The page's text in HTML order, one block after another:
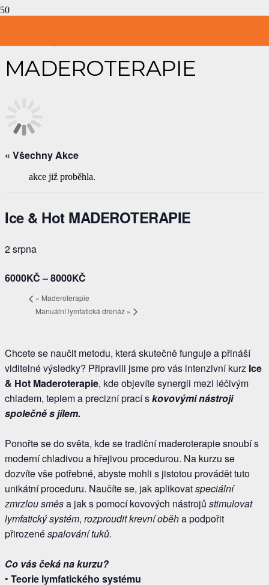
MADEROTERAPIE
« Všechny Akce
akce již proběhla.
Ice & Hot MADEROTERAPIE
2 srpna
6000KČ – 8000KČ
« Maderoterapie
Manuální lymfatická drenáž »
Chcete se naučit metodu, která skutečně funguje a přináší
viditelné výsledky? Připravili jsme pro vás intenzivní kurz Ice
& Hot Maderoterapie, kde objevíte synergii mezi léčivým
chladem, teplem a precizní prací skovovými nástroji
společně s jílem.
Ponořte se do světa, kde se tradiční maderoterapie snoubí s
moderní chladivou a hřejivou procedurou. Na kurzu se
dozvíte vše potřebné, abyste mohli s jistotou provádět tuto
unikátní proceduru. Naučíte se, jak aplikovatspeciální
zmrzlou směsa jak s pomocí kovových nástrojů stimulovat
lymfatický systém, rozproudit krevní oběha podpořit
přirozenéspalování tuků.
Co vás čeká na kurzu?
• Teorie lymfatického systému